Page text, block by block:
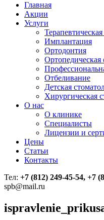
Главная
Акции
Услуги
Имплантация
Ортодонтия
Ортопедическая
Отбеливание
Детская
Хирургическая
О нас
О клинике
Специалисты
Лицензии и
Цены
Статьи
Контакты
Тел: +7 (812) 249-45-54, +7
spb@mail.ru